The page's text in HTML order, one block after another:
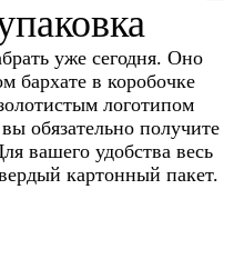
уже сегодня. Оно
бархате в коробочке
логотипом
обязательно получите
вашего удобства весь
картонный пакет.